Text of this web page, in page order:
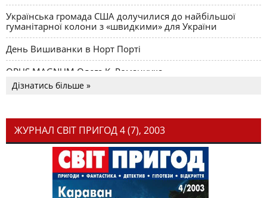
Українська громада США долучилися до найбільшої
гуманітарної колони з «швидкими» для України
День Вишиванки в Норт Порті
OPUS MAGNUM Олега К. Романчука
Дізнатись більше »
ЖУРНАЛ СВІТ ПРИГОД 4 (7), 2003